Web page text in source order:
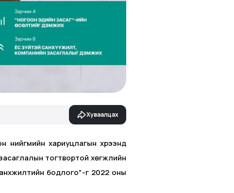
Хуваалцах
нийгмийн хариуцлагын хүрээнд
тогтвортой хөгжлийн
бодлого"-г 2022 оны